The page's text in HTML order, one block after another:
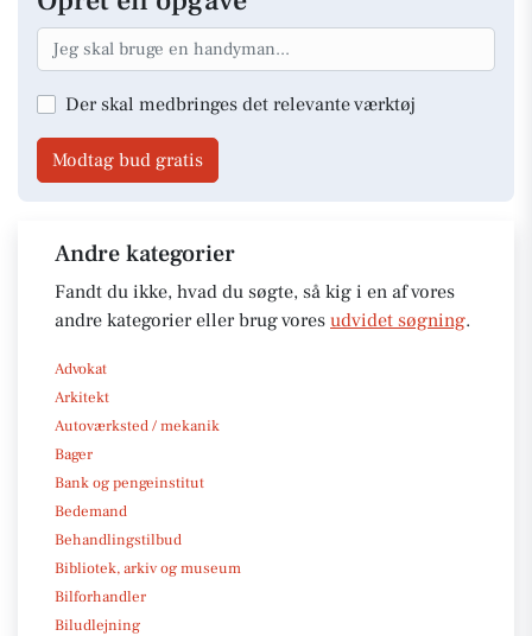
Der skal medbringes det relevante værktøj
Modtag bud gratis
Andre kategorier
Fandt du ikke, hvad du søgte, så kig i en af vores
andre kategorier eller brug vores udvidet søgning.
Advokat
Arkitekt
Autoværksted / mekanik
Bager
Bank og pengeinstitut
Bedemand
Behandlingstilbud
Bibliotek, arkiv og museum
Bilforhandler
Biludlejning